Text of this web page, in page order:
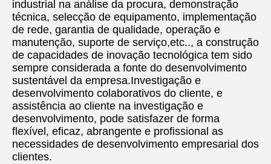
industrial na análise da procura, demonstração
técnica, selecção de equipamento, implementação
de rede, garantia de qualidade, operação e
manutenção, suporte de serviço,etc.., a construção
de capacidades de inovação tecnológica tem sido
sempre considerada a fonte do desenvolvimento
sustentável da empresa.Investigação e
desenvolvimento colaborativos do cliente, e
assistência ao cliente na investigação e
desenvolvimento, pode satisfazer de forma
flexível, eficaz, abrangente e profissional as
necessidades de desenvolvimento empresarial dos
clientes.